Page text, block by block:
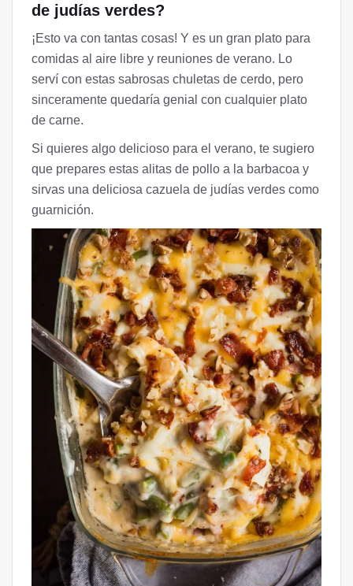
de judías verdes?
¡Esto va con tantas cosas! Y es un gran plato para
comidas al aire libre y reuniones de verano. Lo
serví con estas sabrosas chuletas de cerdo, pero
sinceramente quedaría genial con cualquier plato
de carne.
Si quieres algo delicioso para el verano, te sugiero
que prepares estas alitas de pollo a la barbacoa y
sirvas una deliciosa cazuela de judías verdes como
guarnición.